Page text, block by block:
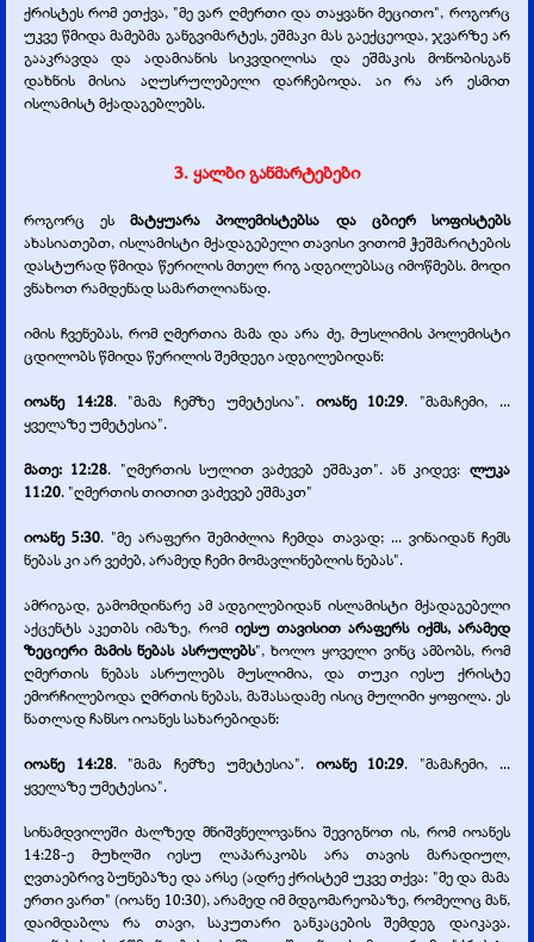
ქრისტეს რომ ეთქვა, "მე ვარ ღმერთი და თაყვანი მეცითო", როგორც
უკვე წმიდა მამებმა განგვიმარტეს, ეშმაკი მას გაექცეოდა, ჯვარზე არ
გააკრავდა და ადამიანის სიკვდილისა და ეშმაკის მონობისგან
დახნის მისია აღუსრულებელი დარჩებოდა. აი რა არ ესმით
ისლამისტ მქადაგებლებს.
3. ყალბი განმარტებები
როგორც ეს
მატყუარა პოლემისტებსა და ცბიერ სოფისტებს
ახასიათებთ, ისლამისტი მქადაგებელი თავისი ვითომ ჭეშმარიტების
დასტურად წმიდა წერილის მთელ რიგ ადგილებსაც იმოწმებს. მოდი
ვნახოთ რამდენად სამართლიანად.
იმის ჩვენებას, რომ ღმერთია მამა და არა ძე, მუსლიმის პოლემისტი
ცდილობს წმიდა წერილის შემდეგი ადგილებიდან:
იოანე 14:28. "მამა ჩემზე უმეტესია". იოანე 10:29. "მამაჩემი, ...
ყველაზე უმეტესია".
მათე: 12:28. "ღმერთის სულით ვაძევებ ეშმაკთ". ან კიდევ: ლუკა
11:20. "ღმერთის თითით ვაძევებ ეშმაკთ"
იოანე 5:30. "მე არაფერი შემიძლია ჩემდა თავად; ... ვინაიდან ჩემს
ნებას კი არ ვეძებ, არამედ ჩემი მომავლინებლის ნებას".
ამრიგად, გამომდინარე ამ ადგილებიდან ისლამისტი მქადაგებელი
აქცენტს აკეთბს იმაზე, რომ იესუ თავისით არაფერს იქმს, არამედ
ზეციერი მამის ნებას ასრულებს", ხოლო ყოველი ვინც ამბობს, რომ
ღმერთის ნებას ასრულებს მუსლიმია, და თუკი იესუ ქრისტე
ემორჩილებოდა ღმრთის ნებას, მაშასადამე ისიც მულიმი ყოფილა. ეს
ნათლად ჩანსო იოანეს სახარებიდან:
იოანე 14:28. "მამა ჩემზე უმეტესია". იოანე 10:29. "მამაჩემი, ...
ყველაზე უმეტესია".
სინამდვილეში ძალზედ მნიშვნელოვანია შევიგნოთ ის, რომ იოანეს
14:28-ე მუხლში იესუ ლაპარაკობს არა თავის მარადიულ,
ღვთაებრივ ბუნებაზე და არსე (ადრე ქრისტემ უკვე თქვა: "მე და მამა
ერთი ვართ" (იოანე 10:30), არამედ იმ მდგომარეობაზე, რომელიც მან,
დაიმდაბლა რა თავი, საკუთარი განკაცების შემდეგ დაიკავა.